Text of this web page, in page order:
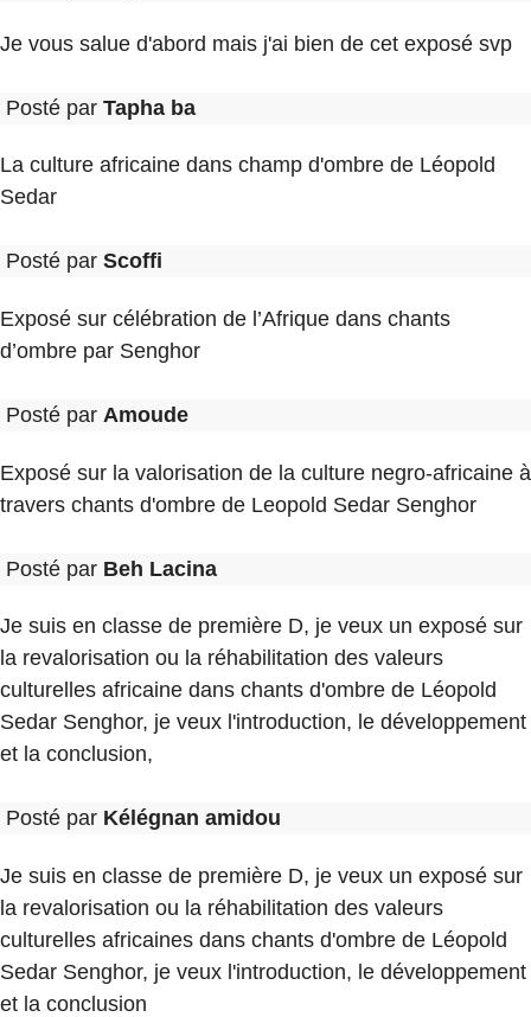
Je vous salue d'abord mais j'ai bien de cet exposé svp
Posté par Tapha ba
La culture africaine dans champ d'ombre de Léopold
Sedar
Posté par Scoffi
Exposé sur célébration de l’Afrique dans chants
d’ombre par Senghor
Posté par Amoude
Exposé sur la valorisation de la culture negro-africaine à
travers chants d'ombre de Leopold Sedar Senghor
Posté par Beh Lacina
Je suis en classe de première D, je veux un exposé sur
la revalorisation ou la réhabilitation des valeurs
culturelles africaine dans chants d'ombre de Léopold
Sedar Senghor, je veux l'introduction, le développement
et la conclusion,
Posté par Kélégnan amidou
Je suis en classe de première D, je veux un exposé sur
la revalorisation ou la réhabilitation des valeurs
culturelles africaines dans chants d'ombre de Léopold
Sedar Senghor, je veux l'introduction, le développement
et la conclusion